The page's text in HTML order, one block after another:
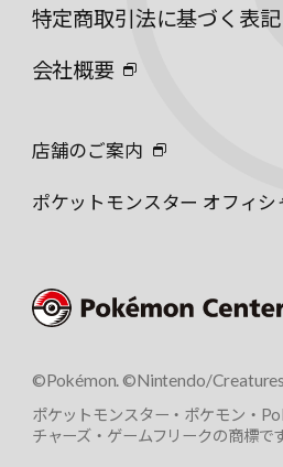
特定商取引法に基づく表記
会社概要
店舗のご案内
ポケットモンスター オフィシ
©Pokémon. ©Nintendo/
ポケットモンスター・ポケモン・
チャーズ・ゲームフリークの商標です